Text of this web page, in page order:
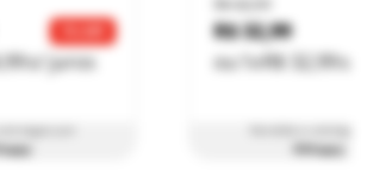
Leader - Fun Divirta-se. Não se engane pela
de teddy bear, a Cuddle Team Leader veio
todos em Fortnite. Totalmente articulável, esta
pé para exposição. A amada líder da equipe de